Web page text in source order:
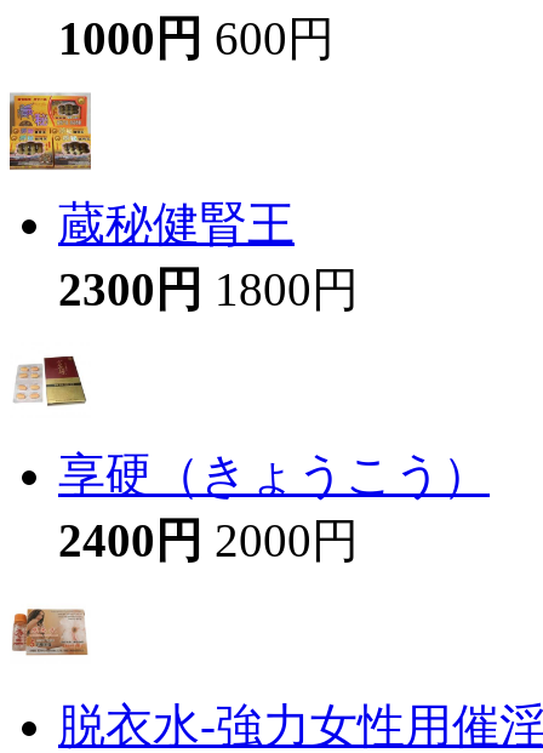
1000円 600円
蔵秘健腎王
2300円 1800円
享硬（きょうこう）
2400円 2000円
脱衣水-強力女性用催